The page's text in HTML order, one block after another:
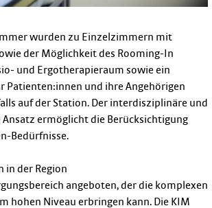
wurden zu Einzelzimmern mit
der Möglichkeit des Rooming-In
und Ergotherapieraum sowie ein
Patienten:innen und ihre Angehörigen
auf der Station. Der interdisziplinäre und
ermöglicht die Berücksichtigung
Bedürfnisse.
in der Region
angeboten, der die komplexen
hohen Niveau erbringen kann. Die KIM